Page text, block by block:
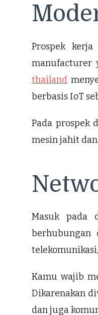
Prospek
manufacturer
thailand
berbasis IoT
Pada prospek
mesin jahit
Masuk pada
berhubungan
Kamu wajib
Dikarenakan
dan juga